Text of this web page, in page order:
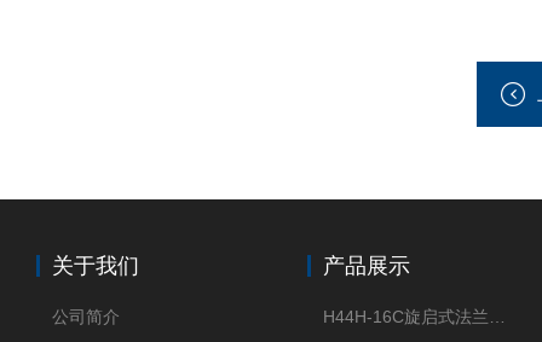
关于我们
公司简介
产品展示